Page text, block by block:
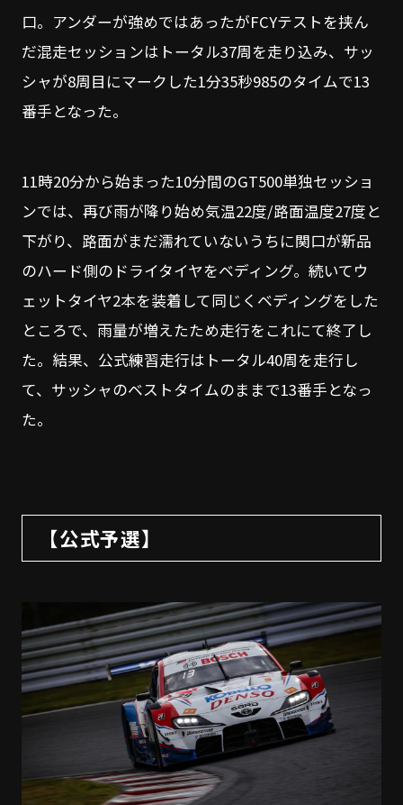
口。アンダーが強めではあったがFCYテストを挟ん
だ混走セッションはトータル37周を走り込み、サッ
シャが8周目にマークした1分35秒985のタイムで13
番手となった。
11時20分から始まった10分間のGT500単独セッショ
ンでは、再び雨が降り始め気温22度/路面温度27度と
下がり、路面がまだ濡れていないうちに関口が新品
のハード側のドライタイヤをベディング。続いてウ
ェットタイヤ2本を装着して同じくベディングをした
ところで、雨量が増えたため走行をこれにて終了し
た。結果、公式練習走行はトータル40周を走行し
て、サッシャのベストタイムのままで13番手となっ
た。
【公式予選】